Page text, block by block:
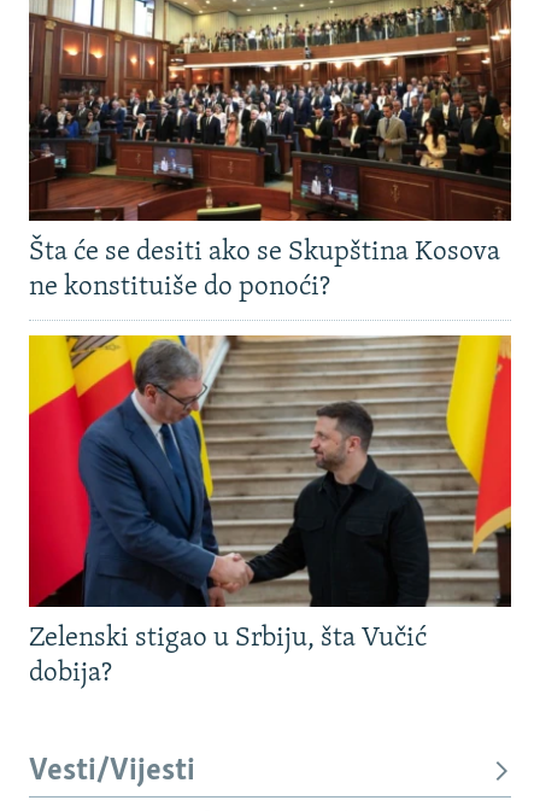
Šta će se desiti ako se Skupština Kosova
ne konstituiše do ponoći?
Zelenski stigao u Srbiju, šta Vučić
dobija?
Vesti/Vijesti